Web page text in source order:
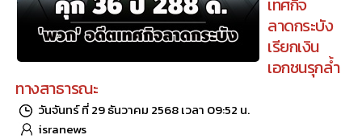
ลาดกระบัง
เรียกเงิน
เอกชนรุกล้ำ
ทางสาธารณะ
วันจันทร์ ที่ 29 ธันวาคม 2568 เวลา 09:52 น.
isranews